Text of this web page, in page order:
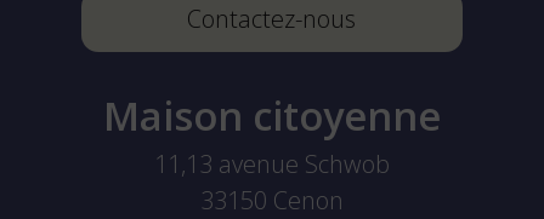
Contactez-nous
Maison citoyenne
11,13 avenue Schwob
33150 Cenon